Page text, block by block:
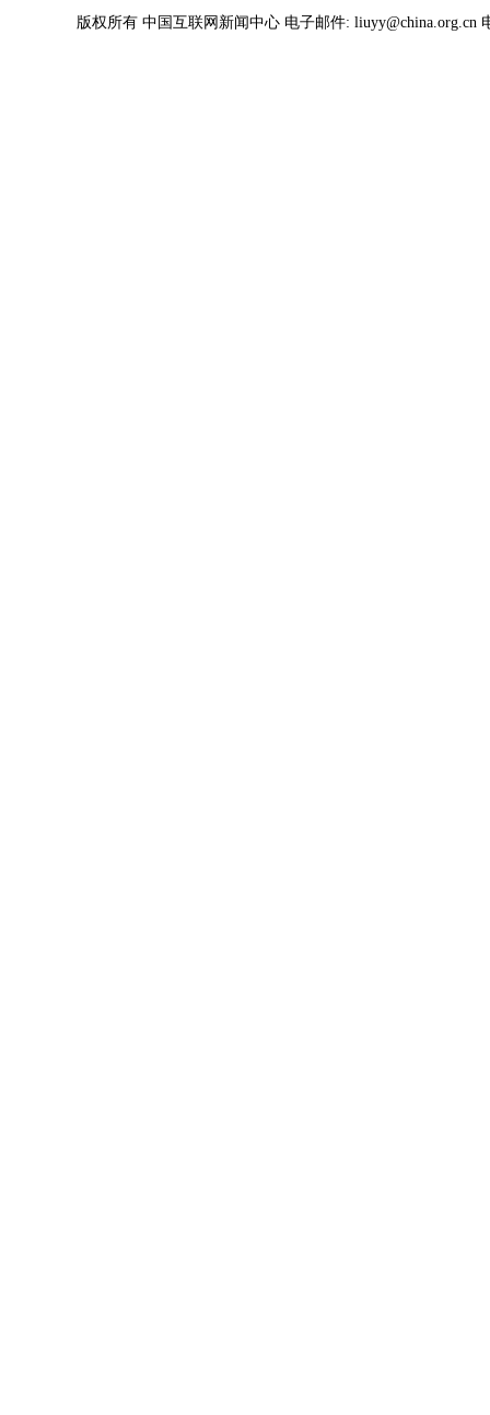
版权所有 中国互联网新闻中心 电子邮件: liuyy@china.org.cn